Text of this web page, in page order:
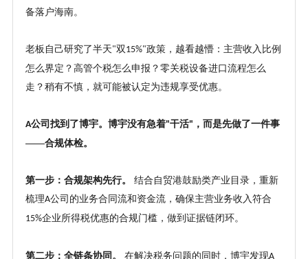
备落户海南。
老板自己研究了半天"双15%"政策，越看越懵：主营收入比例
怎么界定？高管个税怎么申报？零关税设备进口流程怎么
走？稍有不慎，就可能被认定为违规享受优惠。
A公司找到了博宇。博宇没有急着"干活" ，而是先做了一件事
——合规体检。
第一步：合规架构先行。
结合自贸港鼓励类产业目录，重新
梳理A公司的业务合同流和资金流，确保主营业务收入符合
15%企业所得税优惠的合规门槛，做到证据链闭环。
第二步：全链条协同。 在解决税务问题的同时，博宇发现A